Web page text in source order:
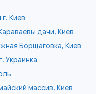
Киев
дачи, Киев
Борщаговка, Киев
Украинка
массив, Киев